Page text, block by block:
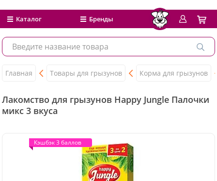
Каталог Бренды
Главная Товары для грызунов Корма для грызунов
Лакомство для грызунов Happy Jungle Палочки
микс 3 вкуса
Кэшбэк 3 баллов